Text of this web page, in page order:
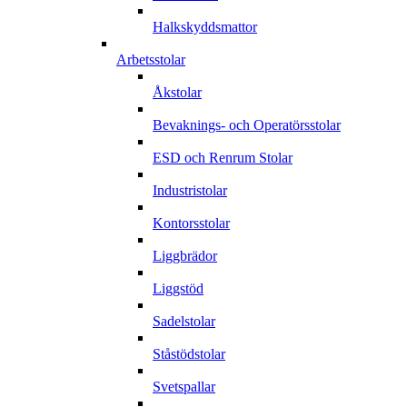
Halkskyddsmattor
Arbetsstolar
Åkstolar
Bevaknings- och Operatörsstolar
ESD och Renrum Stolar
Industristolar
Kontorsstolar
Liggbrädor
Liggstöd
Sadelstolar
Ståstödstolar
Svetspallar